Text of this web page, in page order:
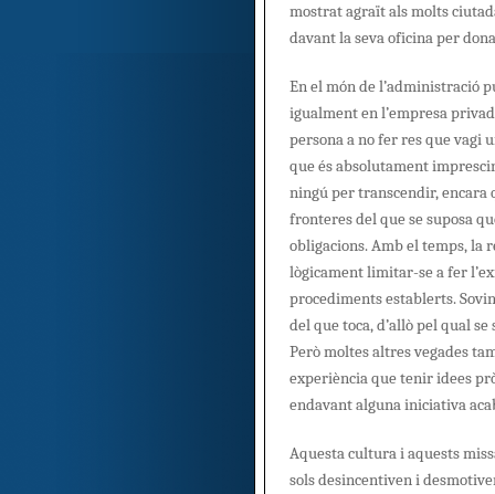
mostrat agraït als molts
davant la seva oficina per
En el món de l’administració
igualment en l’empresa
persona a no fer res que vagi
que és absolutament
ningú per transcendir, encara
fronteres del que se suposa
obligacions. Amb el temps, la
lògicament limitar-se a fer
procediments establerts.
del que toca, d’allò pel qual
Però moltes altres vegades
experiència que tenir idees
endavant alguna iniciativa
Aquesta cultura i aquests
sols desincentiven i